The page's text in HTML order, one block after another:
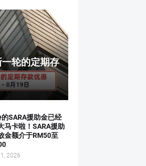
轮的定期存
SARA援助金已经
马卡啦！SARA援助
金额介于RM50至
2026